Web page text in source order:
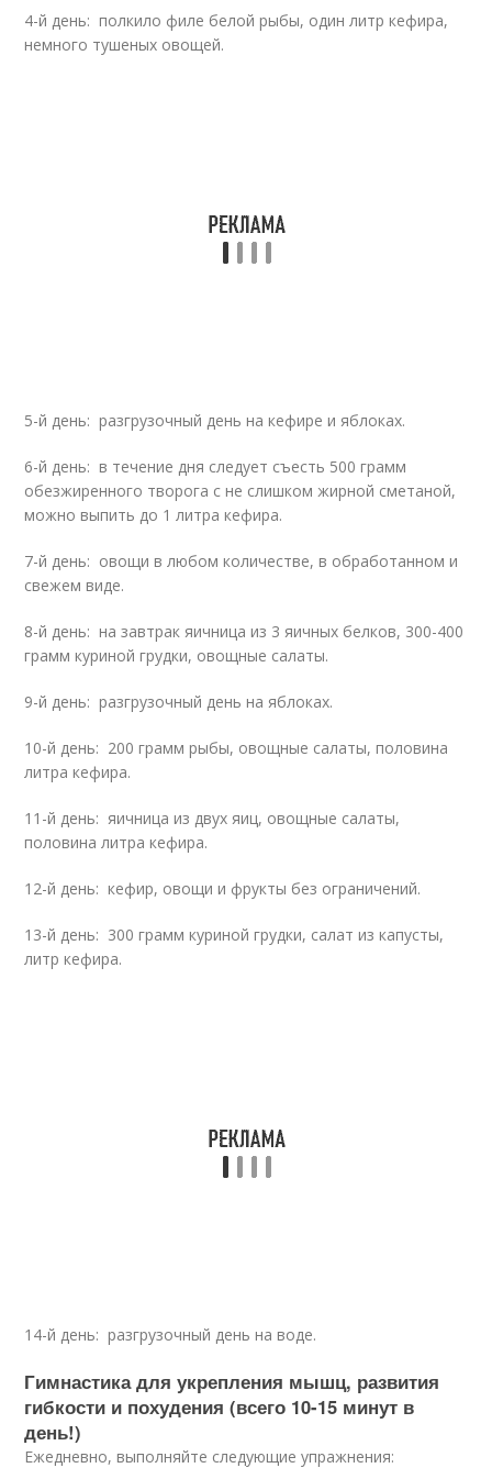
4-й день: полкило филе белой рыбы, один литр кефира,
немного тушеных овощей.
5-й день: разгрузочный день на кефире и яблоках.
6-й день: в течение дня следует съесть 500 грамм
обезжиренного творога с не слишком жирной сметаной,
можно выпить до 1 литра кефира.
7-й день: овощи в любом количестве, в обработанном и
свежем виде.
8-й день: на завтрак яичница из 3 яичных белков, 300-400
грамм куриной грудки, овощные салаты.
9-й день: разгрузочный день на яблоках.
10-й день: 200 грамм рыбы, овощные салаты, половина
литра кефира.
11-й день: яичница из двух яиц, овощные салаты,
половина литра кефира.
12-й день: кефир, овощи и фрукты без ограничений.
13-й день: 300 грамм куриной грудки, салат из капусты,
литр кефира.
14-й день: разгрузочный день на воде.
Гимнастика для укрепления мышц, развития
гибкости и похудения (всего 10-15 минут в
день!)
Ежедневно, выполняйте следующие упражнения: